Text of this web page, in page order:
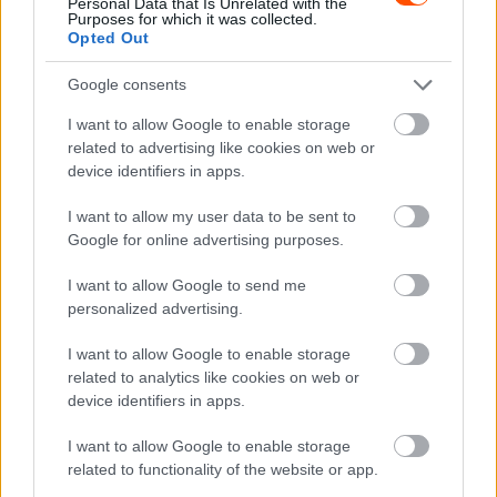
Purposes for which it was collected.
Opted Out
Google consents
I want to allow Google to enable storage
related to advertising like cookies on web or
device identifiers in apps.
I want to allow my user data to be sent to
Google for online advertising purposes.
I want to allow Google to send me
personalized advertising.
I want to allow Google to enable storage
related to analytics like cookies on web or
device identifiers in apps.
I want to allow Google to enable storage
related to functionality of the website or app.
tett a falakkal. Először, közvetlenül a bokszkiállása előtt
az első vezetőszárnyának bal oldalában okozott egy apró
kárt, ami viszont nem igényelt cserét, majd később jobb
hátsó kerekével koccant veszélyesen, de ezt is
átvészelte, miközben 30 másodpercre nyújtotta előnyét,
s még a leggyorsabb kört is megfutotta.
LAP 48/62
Norris has brushed the
That's exactly where
Russell's race came to an
end last year 😵